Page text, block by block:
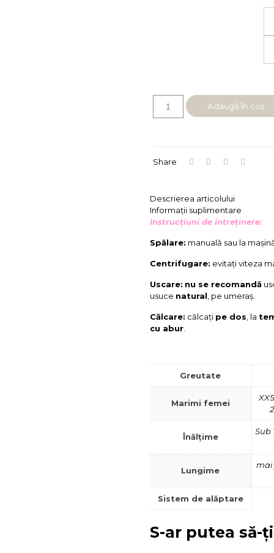
Cantitate
LAURA
Adaugă în coș
Share
Descrierea articolului
Informații suplimentare
Instrucțiuni de întreținere:
Spălare: manuală sau la
Centrifugare: evitați viteza
Uscare: nu se recomandă
usuce natural , pe umeraș.
Călcare: călcați pe dos , la
cu abur.
Greutate
Marimi femei
Înălțime
Sub
Lungime
mai
Sistem de alăptare
S-ar putea să-